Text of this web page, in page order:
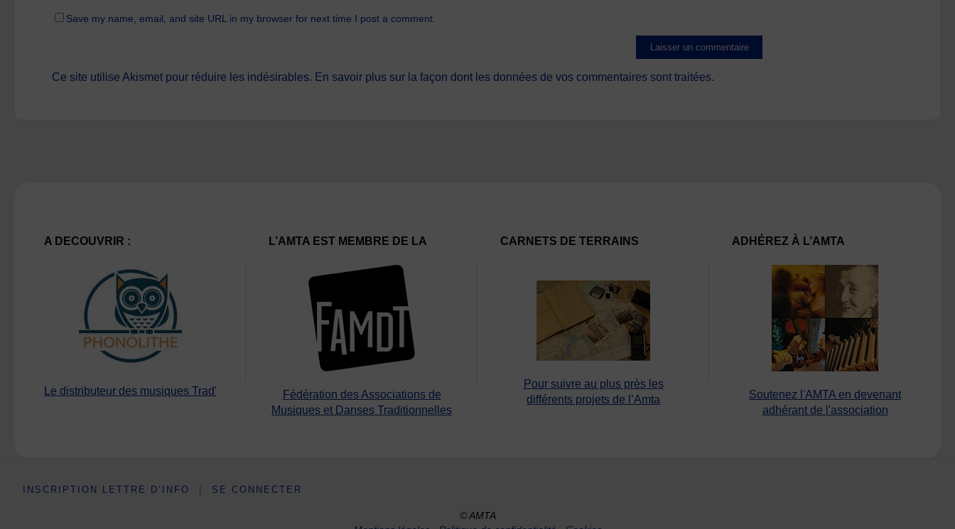
Save my name, email, and site URL in my browser for next time I post a comment.
Ce site utilise Akismet pour réduire les indésirables. En savoir plus sur la façon dont les données de vos commentaires sont traitées.
A DECOUVRIR :
Le distributeur des musiques Trad'
L’AMTA EST MEMBRE DE LA
Fédération des Associations de
Musiques et Danses Traditionnelles
CARNETS DE TERRAINS
Pour suivre au plus près les
différents projets de l’Amta
ADHÉREZ À L’AMTA
Soutenez l'AMTA en devenant
adhérant de l'association
INSCRIPTION LETTRE D’INFO | SE CONNECTER
© AMTA